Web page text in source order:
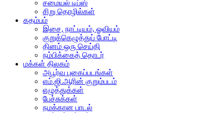
சமையல் டிப்ஸ்
சிறு தொழில்கள்
கதம்பம்
இசை, நாட்டியம், ஓவியம்
குறுக்கெழுத்துப் போட்டி
தினம் ஒரு செய்தி
நம்பிக்கைத் தொடர்
மக்கள் திலகம்
அபூர்வ புகைப்படங்கள்
எம்.ஜி.ஆரின் குறும்படம்
எழுத்துக்கள்
பேச்சுக்கள்
நமக்கான பாடல்